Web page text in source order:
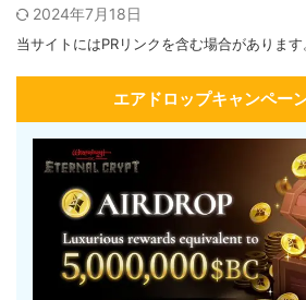
2024年7月18日
当サイトにはPRリンクを含む場合があります
エアドロップキャンペー